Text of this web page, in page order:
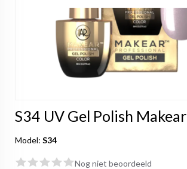
S34 UV Gel Polish Makear
Model: S34
Nog niet beoordeeld